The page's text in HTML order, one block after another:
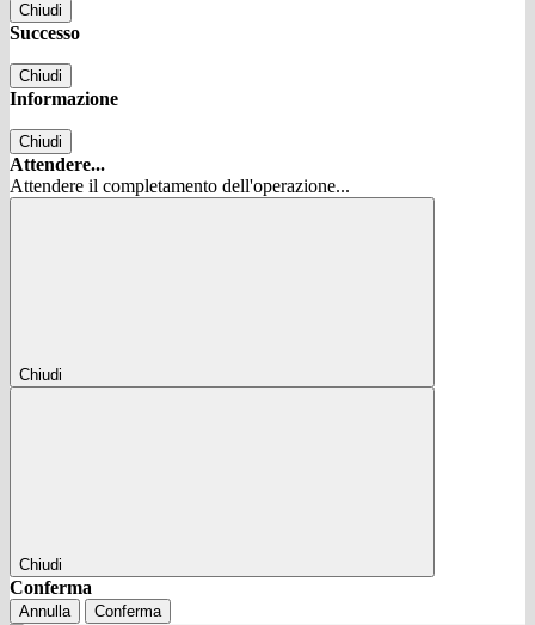
Chiudi
Successo
Chiudi
Informazione
Chiudi
Attendere...
Attendere il completamento dell'operazione...
Chiudi
Chiudi
Conferma
Annulla Conferma